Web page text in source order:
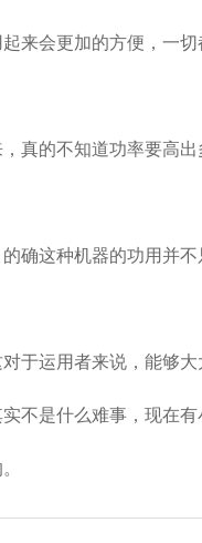
来会更加的方便，一
真的不知道功率要高
确这种机器的功用并不
于运用者来说，能够大
不是什么难事，现在